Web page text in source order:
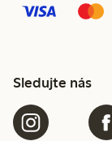
Sledujte nás